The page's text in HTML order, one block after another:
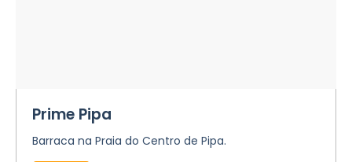
Prime Pipa
Barraca na Praia do Centro de Pipa.